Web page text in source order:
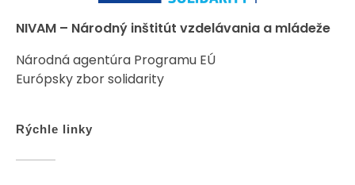
NIVAM – Národný inštitút vzdelávania a mládeže
Národná agentúra Programu EÚ
Európsky zbor solidarity
Rýchle linky